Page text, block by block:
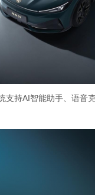
持AI智能助手、语音